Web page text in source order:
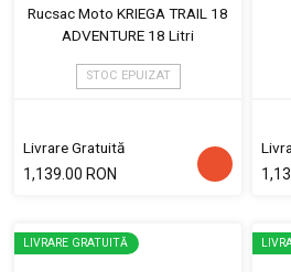
Rucsac Moto KRIEGA TRAIL 18
ADVENTURE 18 Litri
STOC EPUIZAT
Livrare Gratuită
1,139.00 RON
LIVRARE GRATUITĂ